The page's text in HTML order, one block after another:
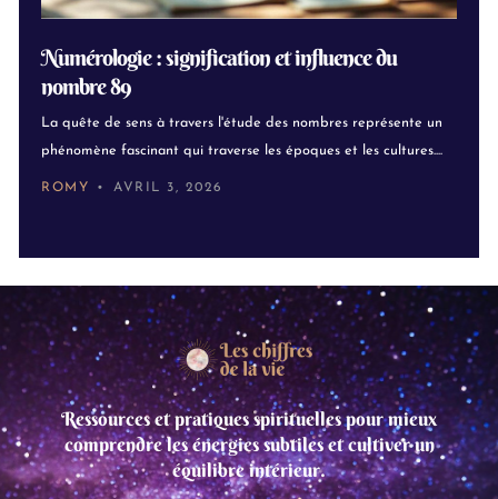
Numérologie : signification et influence du
nombre 89
La quête de sens à travers l'étude des nombres représente un
phénomène fascinant qui traverse les époques et les cultures....
ROMY AVRIL 3, 2026
Ressources et pratiques spirituelles pour mieux
comprendre les énergies subtiles et cultiver un
équilibre intérieur.